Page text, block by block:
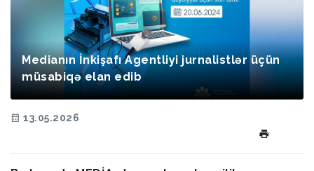
Medianın İnkişafı Agentliyi jurnalistlər üçün
müsabiqə elan edib
13.05.2026